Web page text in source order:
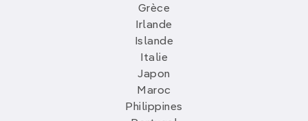
Grèce
Irlande
Islande
Italie
Japon
Maroc
Philippines